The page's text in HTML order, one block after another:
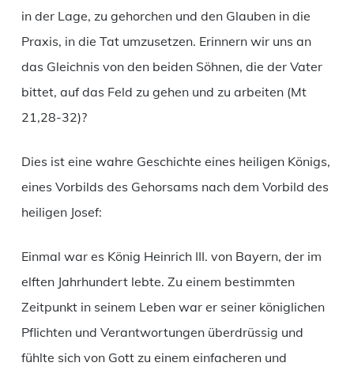
in der Lage, zu gehorchen und den Glauben in die
Praxis, in die Tat umzusetzen. Erinnern wir uns an
das Gleichnis von den beiden Söhnen, die der Vater
bittet, auf das Feld zu gehen und zu arbeiten (Mt
21,28-32)?
Dies ist eine wahre Geschichte eines heiligen Königs,
eines Vorbilds des Gehorsams nach dem Vorbild des
heiligen Josef:
Einmal war es König Heinrich III. von Bayern, der im
elften Jahrhundert lebte. Zu einem bestimmten
Zeitpunkt in seinem Leben war er seiner königlichen
Pflichten und Verantwortungen überdrüssig und
fühlte sich von Gott zu einem einfacheren und